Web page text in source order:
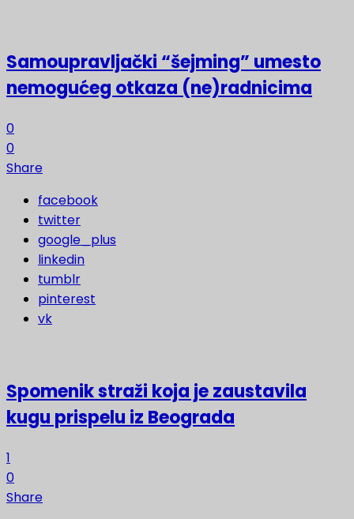
Samoupravljački “šejming” umesto
nemogućeg otkaza (ne)radnicima
0
0
Share
facebook
twitter
google_plus
linkedin
tumblr
pinterest
vk
Spomenik straži koja je zaustavila
kugu prispelu iz Beograda
1
0
Share